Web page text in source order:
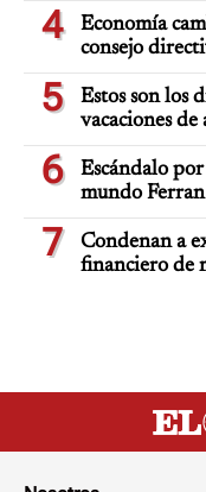
4
Economía
consejo
5
Estos son los
vacaciones de
6
Escándalo
mundo
7
Condenan a
financiero de